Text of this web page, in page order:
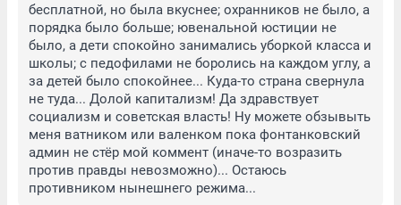
бесплатной, но была вкуснее; охранников не было, а
порядка было больше; ювенальной юстиции не
было, а дети спокойно занимались уборкой класса и
школы; с педофилами не боролись на каждом углу, а
за детей было спокойнее... Куда-то страна свернула
не туда... Долой капитализм! Да здравствует
социализм и советская власть! Ну можете обзывыть
меня ватником или валенком пока фонтанковский
админ не стёр мой коммент (иначе-то возразить
против правды невозможно)... Остаюсь
противником нынешнего режима...